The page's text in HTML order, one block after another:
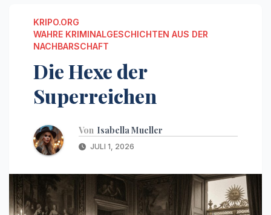
KRIPO.ORG
WAHRE KRIMINALGESCHICHTEN AUS DER
NACHBARSCHAFT
Die Hexe der
Superreichen
Von Isabella Mueller
JULI 1, 2026